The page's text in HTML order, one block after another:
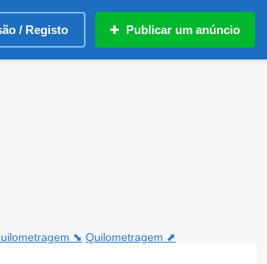
/ Registo Publicar um anúncio
⬊ Quilometragem ⬈